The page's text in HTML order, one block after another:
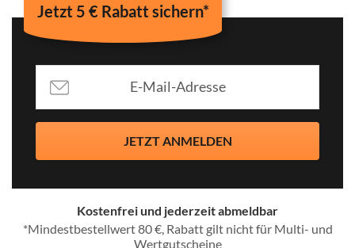
Jetzt 5 € Rabatt sichern*
JETZT ANMELDEN
Kostenfrei und jederzeit abmeldbar
*Mindestbestellwert 80 €, Rabatt gilt nicht für Multi- und
Wertgutscheine